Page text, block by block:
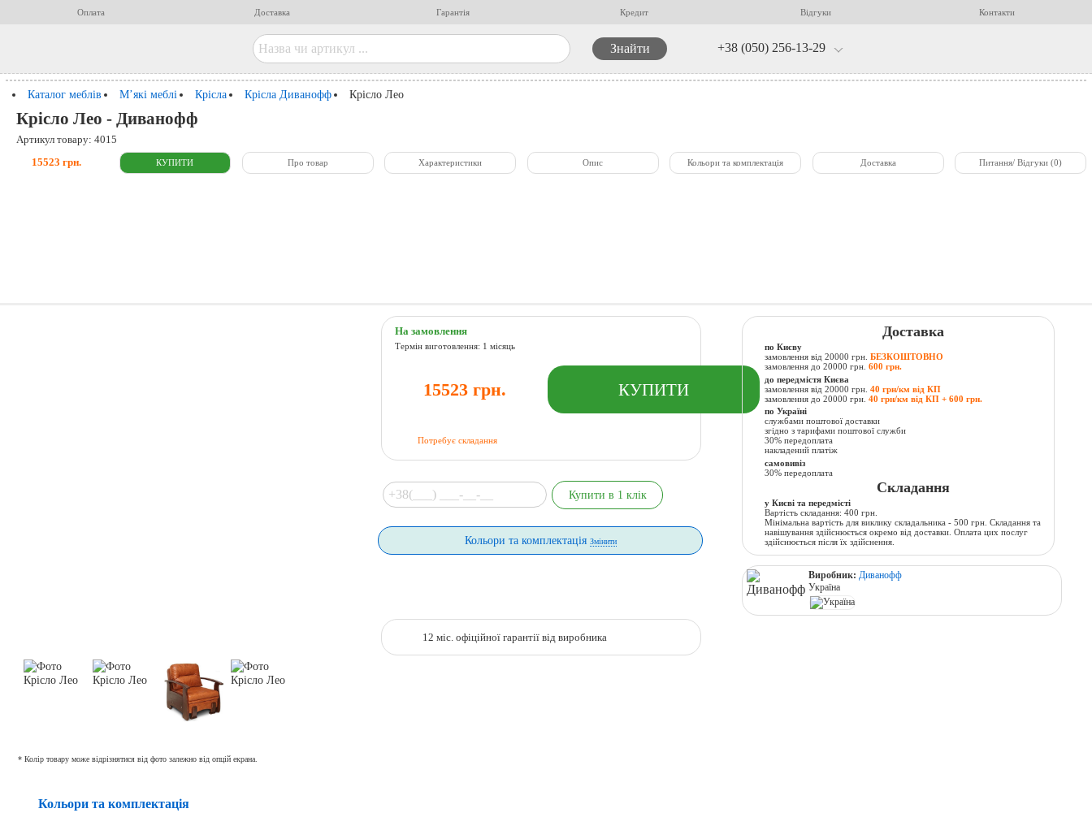
Оплата Доставка Гарантія Кредит Відгуки Контакти
+38 (050) 256-13-29
Каталог меблів М’які меблі Крісла Крісла Диванофф Крісло Лео
Крісло Лео - Диванофф
Артикул товару: 4015
15523 грн. Про товар Характеристики Опис Кольори та комплектація Доставка Питання/ Відгуки (0)
* Колір товару може відрізнятися від фото залежно від опцій екрана.
На замовлення
Термін виготовлення: 1 місяць
15523 грн.
Потребує складання
Кольори та комплектація Змінити
12 міс. офіційної гарантії від виробника
Доставка
по Києву
замовлення від 20000 грн. БЕЗКОШТОВНО
замовлення до 20000 грн. 600 грн.
до передмістя Києва
замовлення від 20000 грн. 40 грн/км від КП
замовлення до 20000 грн. 40 грн/км від КП + 600 грн.
по Україні
службами поштової доставки
згідно з тарифами поштової служби
30% передоплата
накладений платіж
самовивіз
30% передоплата
Складання
у Києві та передмісті
Вартість складання: 400 грн.
Мінімальна вартість для виклику складальника - 500 грн. Складання та
навішування здійснюється окремо від доставки. Оплата цих послуг
здійснюється після їх здійснення.
Виробник: Диванофф
Україна
Кольори та комплектація